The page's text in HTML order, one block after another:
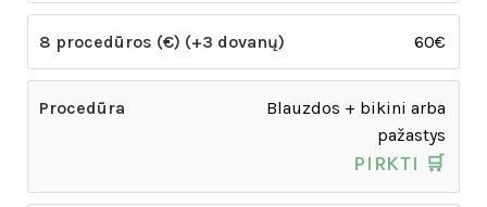
60€
Blauzdos + bikini arba
pažastys
PIRKTI 🛒